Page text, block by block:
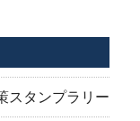
スタンプラリー